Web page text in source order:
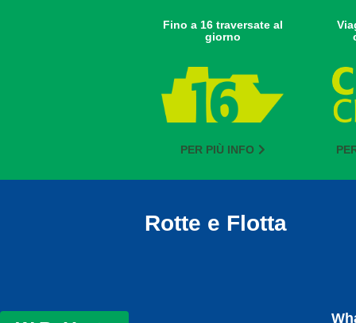
Fino a 16 traversate al
giorno
PER PIÙ INFO
Rotte e Flotta